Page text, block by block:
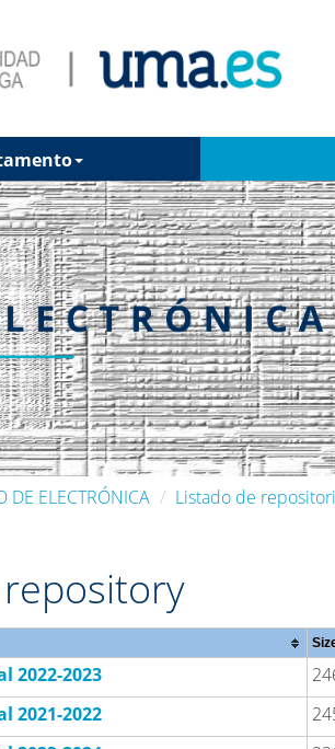
DE ELECTRÓNICA Listado de
2022-2023
2021-2022